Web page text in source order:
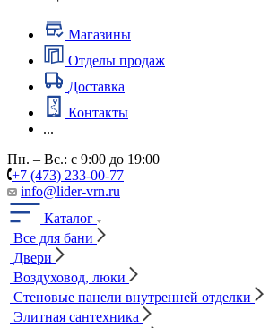
Магазины
Отделы продаж
Доставка
Контакты
...
Пн. – Вс.: с 9:00 до 19:00
+7 (473) 233-00-77
info@lider-vrn.ru
Каталог
Все для бани
Двери
Воздуховод, люки
Стеновые панели внутренней отделки
Элитная сантехника